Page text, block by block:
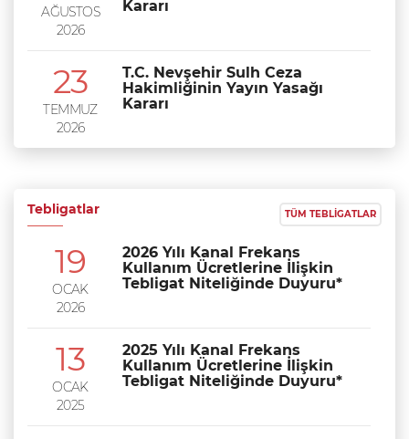
AĞUSTOS
2026
Kararı
23
TEMMUZ
2026
T.C. Nevşehir Sulh Ceza
Hakimliğinin Yayın Yasağı
Kararı
Tebligatlar TÜM TEBLIGATLAR
19
OCAK
2026
2026 Yılı Kanal Frekans
Kullanım Ücretlerine İlişkin
Tebligat Niteliğinde Duyuru*
13
OCAK
2025
2025 Yılı Kanal Frekans
Kullanım Ücretlerine İlişkin
Tebligat Niteliğinde Duyuru*